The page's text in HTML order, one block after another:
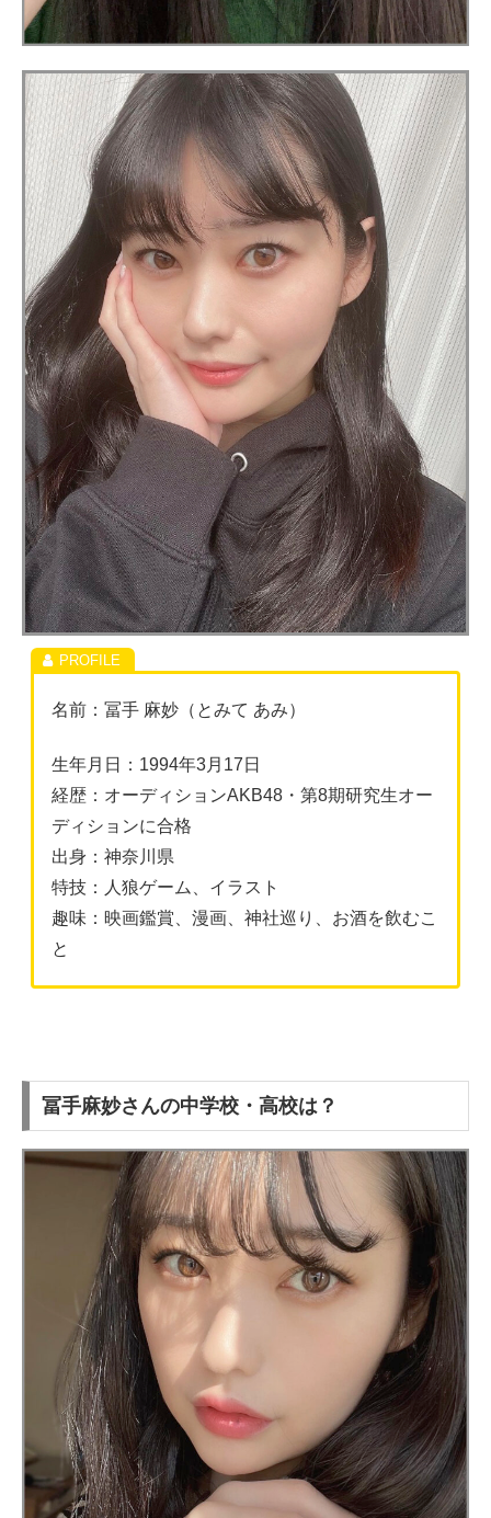
名前：冨手 麻妙（とみて あみ）
生年月日：1994年3月17日
経歴：オーディションAKB48・第8期研究生オー
ディションに合格
出身：神奈川県
特技：人狼ゲーム、イラスト
趣味：映画鑑賞、漫画、神社巡り、お酒を飲むこ
と
冨手麻妙さんの中学校・高校は？